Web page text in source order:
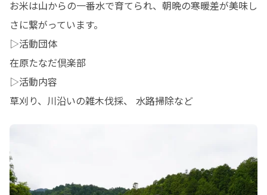
お米は山からの一番水で育てられ、朝晩の寒暖差が美味し
さに繋がっています。
▷活動団体
在原たなだ倶楽部
▷活動内容
草刈り、川沿いの雑木伐採、 水路掃除など